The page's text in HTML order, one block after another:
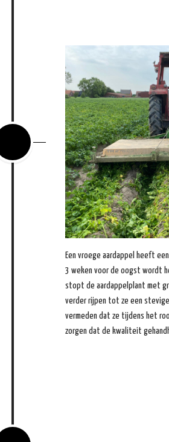
Een vroege aardappel heeft
3 weken voor de oogst wordt
stopt de aardappelplant met
verder rijpen tot ze een
vermeden dat ze tijdens het
zorgen dat de kwaliteit